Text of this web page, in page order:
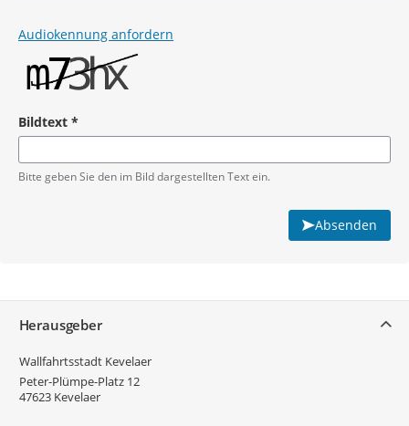
Audiokennung anfordern
Bildtext *
Pflichtangabe
Bitte geben Sie den im Bild dargestellten Text ein.
Absenden
Herausgeber
Wallfahrtsstadt Kevelaer
Peter-Plümpe-Platz 12
47623 Kevelaer